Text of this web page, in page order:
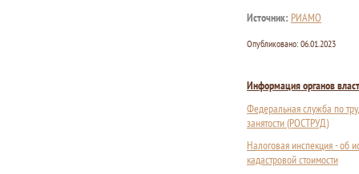
Источник: РИАМО
Опубликовано: 06.01.2023
Информация органов
Федеральная служба по
занятости (РОСТРУД)
Налоговая инспекция - об
кадастровой стоимости